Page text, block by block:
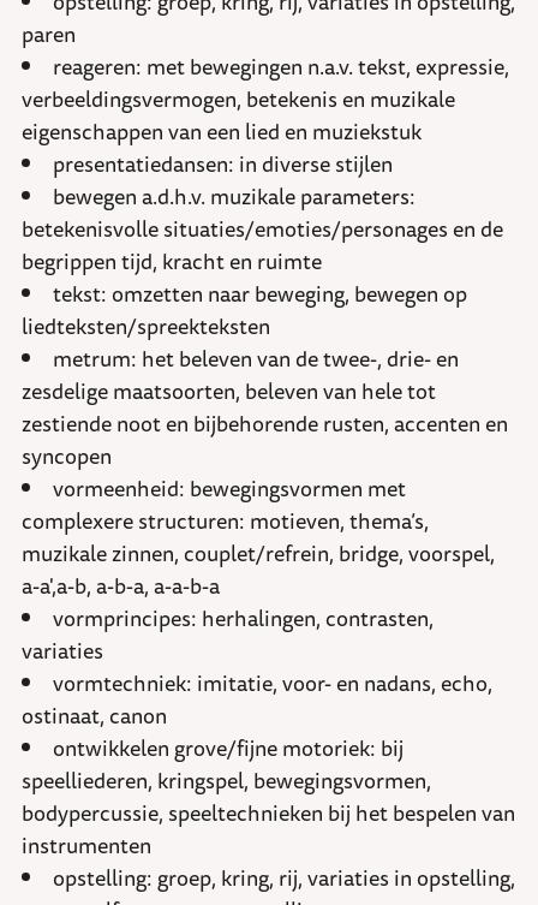
paren
reageren: met bewegingen n.a.v. tekst, expressie,
verbeeldingsvermogen, betekenis en muzikale
eigenschappen van een lied en muziekstuk
presentatiedansen: in diverse stijlen
bewegen a.d.h.v. muzikale parameters:
betekenisvolle situaties/emoties/personages en de
begrippen tijd, kracht en ruimte
tekst: omzetten naar beweging, bewegen op
liedteksten/spreekteksten
metrum: het beleven van de twee-, drie- en
zesdelige maatsoorten, beleven van hele tot
zestiende noot en bijbehorende rusten, accenten en
syncopen
vormeenheid: bewegingsvormen met
complexere structuren: motieven, thema’s,
muzikale zinnen, couplet/refrein, bridge, voorspel,
a-a',a-b, a-b-a, a-a-b-a
vormprincipes: herhalingen, contrasten,
variaties
vormtechniek: imitatie, voor- en nadans, echo,
ostinaat, canon
ontwikkelen grove/fijne motoriek: bij
speelliederen, kringspel, bewegingsvormen,
bodypercussie, speeltechnieken bij het bespelen van
instrumenten
opstelling: groep, kring, rij, variaties in opstelling,